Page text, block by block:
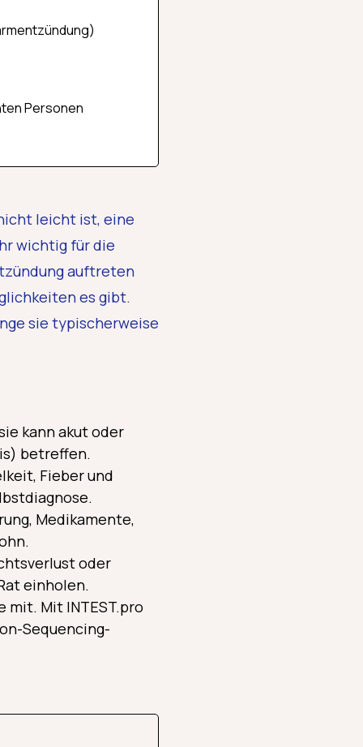
Personen
leicht ist, eine
wichtig für die
auftreten
es gibt.
sie typischerweise
kann akut oder
betreffen.
Fieber und
Medikamente,
oder
einholen.
mit. Mit INTEST.pro
Sequencing-